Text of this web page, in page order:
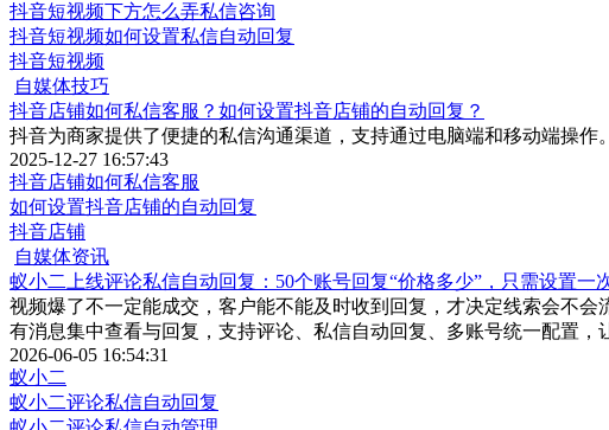
抖音短视频下方怎么弄私信咨询
抖音短视频如何设置私信自动回复
抖音短视频
自媒体技巧
抖音店铺如何私信客服？如何设置抖音店铺的自动回复？
抖音为商家提供了便捷的私信沟通渠道，支持通过电脑端和移动端操作。
2025-12-27 16:57:43
抖音店铺如何私信客服
如何设置抖音店铺的自动回复
抖音店铺
自媒体资讯
蚁小二上线评论私信自动回复：50个账号回复“价格多少”，只需设置一
视频爆了不一定能成交，客户能不能及时收到回复，才决定线索会不
有消息集中查看与回复，支持评论、私信自动回复、多账号统一配置，
2026-06-05 16:54:31
蚁小二
蚁小二评论私信自动回复